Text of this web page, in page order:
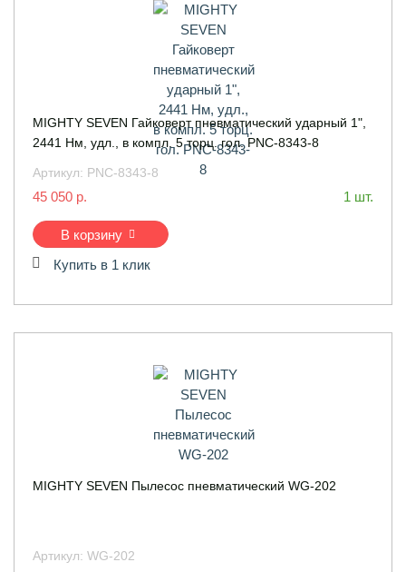
MIGHTY SEVEN Гайковерт пневматический ударный 1",
2441 Нм, удл., в компл. 5 торц. гол. PNC-8343-8
Артикул: PNC-8343-8
45 050 р. 1 шт.
В корзину
Купить в 1 клик
MIGHTY SEVEN Пылесос пневматический WG-202
Артикул: WG-202